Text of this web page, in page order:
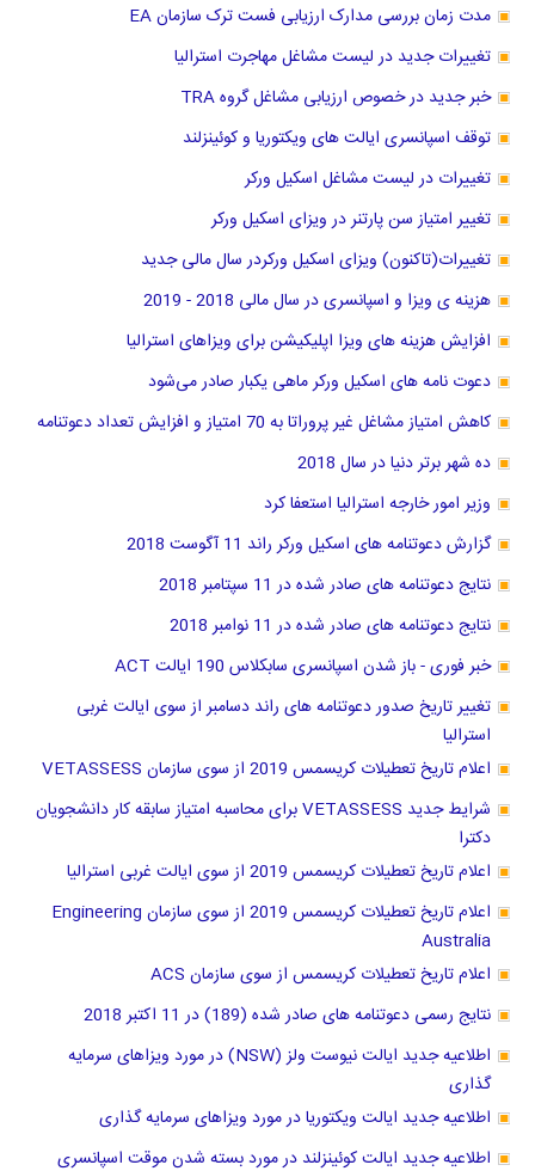
مدت زمان بررسی مدارک ارزیابی فست ترک سازمان EA
تغییرات جدید در لیست مشاغل مهاجرت استرالیا
خبر جدید در خصوص ارزیابی مشاغل گروه TRA
توقف اسپانسری ایالت های ویکتوریا و کوئینزلند
تغییرات در لیست مشاغل اسکیل ورکر
تغییر امتیاز سن پارتنر در ویزای اسکیل ورکر
تغییرات(تاکنون) ویزای اسکیل ورکردر سال مالی جدید
هزینه ی ویزا و اسپانسری در سال مالی 2018 - 2019
افزایش هزینه های ویزا اپلیکیشن برای ویزاهای استرالیا
دعوت نامه های اسکیل ورکر ماهی یکبار صادر می‌شود
کاهش امتیاز مشاغل غیر پروراتا به 70 امتیاز و افزایش تعداد دعوتنامه
ده شهر برتر دنیا در سال 2018
وزیر امور خارجه استرالیا استعفا کرد
گزارش دعوتنامه های اسکیل ورکر راند 11 آگوست 2018
نتایج دعوتنامه های صادر شده در 11 سپتامبر 2018
نتایج دعوتنامه های صادر شده در 11 نوامبر 2018
خبر فوری - باز شدن اسپانسری سابکلاس 190 ایالت ACT
تغییر تاریخ صدور دعوتنامه های راند دسامبر از سوی ایالت غربی
استرالیا
اعلام تاریخ تعطیلات کریسمس 2019 از سوی سازمان VETASSESS
شرایط جدید VETASSESS برای محاسبه امتیاز سابقه کار دانشجویان
دکترا
اعلام تاریخ تعطیلات کریسمس 2019 از سوی ایالت غربی استرالیا
اعلام تاریخ تعطیلات کریسمس 2019 از سوی سازمان Engineering
Australia
اعلام تاریخ تعطیلات کریسمس از سوی سازمان ACS
نتایج رسمی دعوتنامه های صادر شده (189) در 11 اکتبر 2018
اطلاعیه جدید ایالت نیوست ولز (NSW) در مورد ویزاهای سرمایه
گذاری
اطلاعیه جدید ایالت ویکتوریا در مورد ویزاهای سرمایه گذاری
اطلاعیه جدید ایالت کوئینزلند در مورد بسته شدن موقت اسپانسری